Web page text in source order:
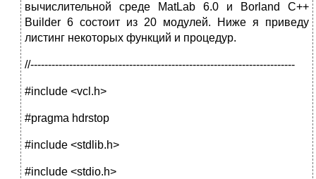
вычислительной среде MatLab 6.0 и Borland С++
Builder 6 состоит из 20 модулей. Ниже я приведу
листинг некоторых функций и процедур.
//---------------------------------------------------------------------------
#include <vcl.h>
#pragma hdrstop
#include <stdlib.h>
#include <stdio.h>